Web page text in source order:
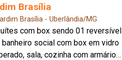
Brasília
Brasília - Uberlândia/MG
com box sendo 01 reversível
banheiro social com box em vidro
sala, cozinha com armários